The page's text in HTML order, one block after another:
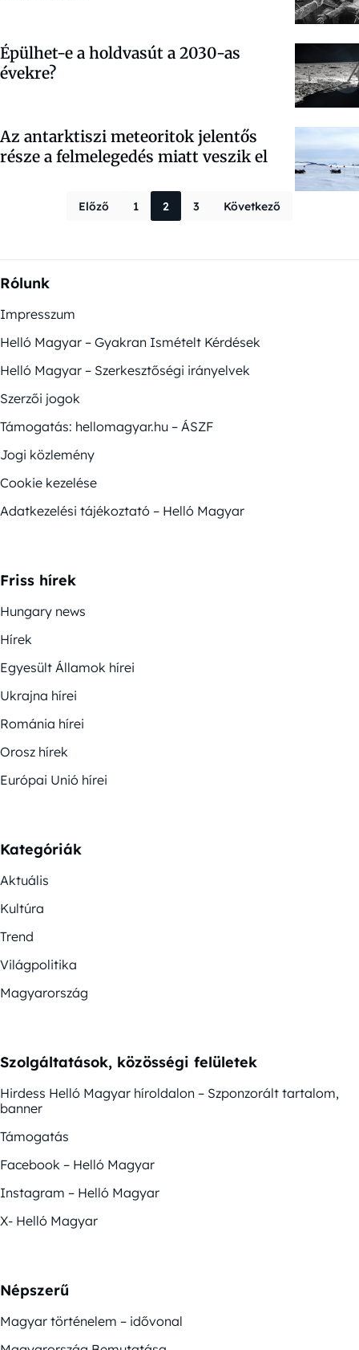
Épülhet-e a holdvasút a 2030-as
évekre?
Az antarktiszi meteoritok jelentős
része a felmelegedés miatt veszik el
Bejegyzések
Előző 1 2 3 Következő
Rólunk
Impresszum
Helló Magyar – Gyakran Ismételt Kérdések
Helló Magyar – Szerkesztőségi irányelvek
Szerzői jogok
Támogatás: hellomagyar.hu – ÁSZF
Jogi közlemény
Cookie kezelése
Adatkezelési tájékoztató – Helló Magyar
Friss hírek
Hungary news
Hírek
Egyesült Államok hírei
Ukrajna hírei
Románia hírei
Orosz hírek
Európai Unió hírei
Kategóriák
Aktuális
Kultúra
Trend
Világpolitika
Magyarország
Szolgáltatások, közösségi felületek
Hirdess Helló Magyar híroldalon – Szponzorált tartalom,
banner
Támogatás
Facebook – Helló Magyar
Instagram – Helló Magyar
X- Helló Magyar
Népszerű
Magyar történelem – idővonal